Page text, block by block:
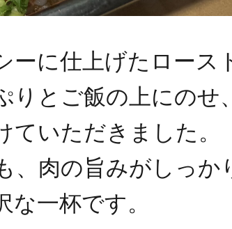
ーに仕上げたロース
りとご飯の上にのせ
ていただきました。
、肉の旨みがしっか
な一杯です。